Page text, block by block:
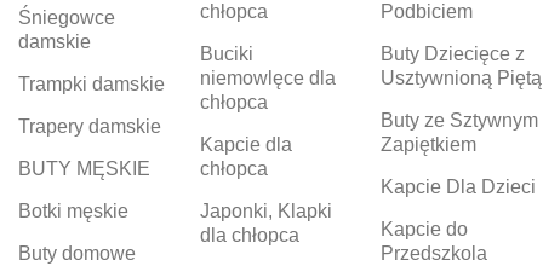
Śniegowce
damskie
Trampki damskie
Trapery damskie
BUTY MĘSKIE
Botki męskie
Buty domowe
chłopca
Buciki
niemowlęce dla
chłopca
Kapcie dla
chłopca
Japonki, Klapki
dla chłopca
Podbiciem
Buty Dziecięce z
Usztywnioną Piętą
Buty ze Sztywnym
Zapiętkiem
Kapcie Dla Dzieci
Kapcie do
Przedszkola